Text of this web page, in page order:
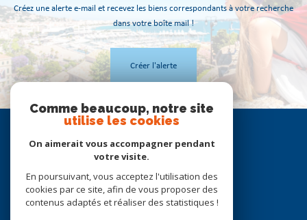
Créez une alerte e-mail et recevez les biens correspondants à votre recherche
dans votre boîte mail !
Créer l'alerte
Se
connecter
Nous
suivre
Comme beaucoup, notre site
utilise les cookies
On aimerait vous accompagner pendant
votre visite.
En poursuivant, vous acceptez l'utilisation des
cookies par ce site, afin de vous proposer des
contenus adaptés et réaliser des statistiques !